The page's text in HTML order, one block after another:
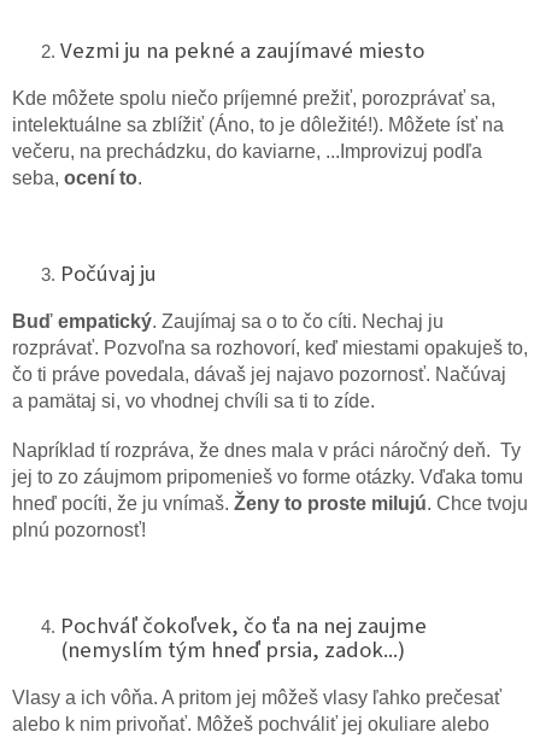
Vezmi ju na pekné a zaujímavé miesto
Kde môžete spolu niečo príjemné prežiť, porozprávať sa,
intelektuálne sa zblížiť (Áno, to je dôležité!). Môžete ísť na
večeru, na prechádzku, do kaviarne, ...Improvizuj podľa
seba, ocení to.
Počúvaj ju
Buď empatický. Zaujímaj sa o to čo cíti. Nechaj ju
rozprávať. Pozvoľna sa rozhovorí, keď miestami opakuješ to,
čo ti práve povedala, dávaš jej najavo pozornosť. Načúvaj
a pamätaj si, vo vhodnej chvíli sa ti to zíde.
Napríklad tí rozpráva, že dnes mala v práci náročný deň. Ty
jej to zo záujmom pripomenieš vo forme otázky. Vďaka tomu
hneď pocíti, že ju vnímaš. Ženy to proste milujú. Chce tvoju
plnú pozornosť!
Pochváľ čokoľvek, čo ťa na nej zaujme
(nemyslím tým hneď prsia, zadok...)
Vlasy a ich vôňa. A pritom jej môžeš vlasy ľahko prečesať
alebo k nim privoňať. Môžeš pochváliť jej okuliare alebo